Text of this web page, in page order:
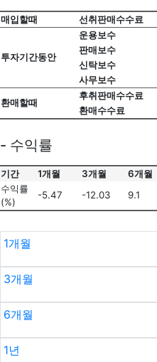
매입할때 선취판매수수료
투자기간동안
운용보수
판매보수
신탁보수
사무보수
환매할때
후취판매수수료
환매수수료
- 수익률
기간 1개월 3개월 6개월
수익률
(%)
-5.47 -12.03 9.1
1개월
3개월
6개월
1년